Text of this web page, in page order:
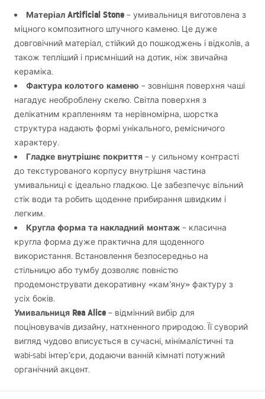
Матеріал Artificial Stone – умивальниця виготовлена з
міцного композитного штучного каменю. Це дуже
довговічний матеріал, стійкий до пошкоджень і відколів, а
також тепліший і приємніший на дотик, ніж звичайна
кераміка.
Фактура колотого каменю – зовнішня поверхня чаші
нагадує необроблену скелю. Світла поверхня з
делікатним крапленням та нерівномірна, шорстка
структура надають формі унікального, ремісничого
характеру.
Гладке внутрішнє покриття – у сильному контрасті
до текстурованого корпусу внутрішня частина
умивальниці є ідеально гладкою. Це забезпечує вільний
стік води та робить щоденне прибирання швидким і
легким.
Кругла форма та накладний монтаж – класична
кругла форма дуже практична для щоденного
використання. Встановлення безпосередньо на
стільницю або тумбу дозволяє повністю
продемонструвати декоративну «кам’яну» фактуру з
усіх боків.
Умивальниця Rea Alice – відмінний вибір для
поціновувачів дизайну, натхненного природою. Її суворий
вигляд чудово вписується в сучасні, мінімалістичні та
wabi-sabi інтер’єри, додаючи ванній кімнаті потужний
органічний акцент.